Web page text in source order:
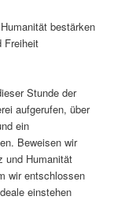
bestärken
Freiheit
Stunde der
aufgerufen, über
ein
Beweisen wir
und Humanität
wir entschlossen
einstehen